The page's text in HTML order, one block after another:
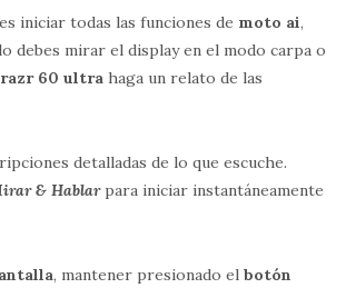
iniciar todas las funciones de moto ai,
debes mirar el display en el modo carpa o
razr 60 ultra haga un relato de las
detalladas de lo que escuche.
& Hablar para iniciar instantáneamente
, mantener presionado elbotón